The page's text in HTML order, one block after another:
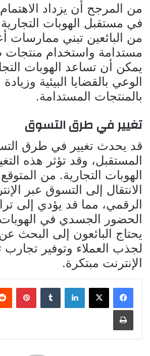
من المرجح أن يزداد
في مستقبل الهوبات
من البائعين تبني ممارسات
مستدامة واستخدام منتجات
يمكن أن تساعد الهوبات
الوعي بالقضايا البيئية وزيادة
بالمنتجات المستدامة.
تغيير في طرق التسوق
قد يحدث تغيير في طرق
المستقبل، وقد تؤثر هذه
الهوبات التجارية. من
الانتقال إلى التسوق عبر
الرقمي، مما قد يؤدي إلى
الحضور الجسدي في الهوبات
يحتاج البائعون إلى البحث
لجذب العملاء وتوفير
الإنترنت مبتكرة.
لينكدإن
طباعة